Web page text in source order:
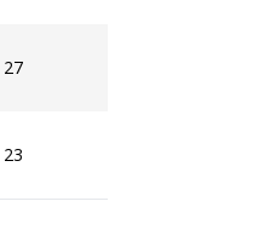
27
23